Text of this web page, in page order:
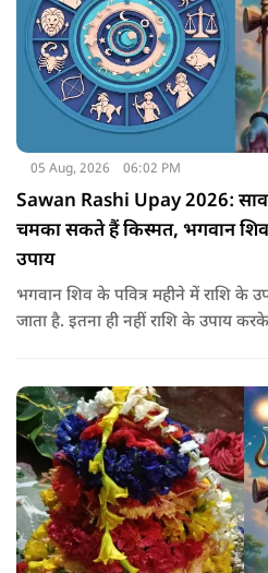
05 Aug, 2026 06:02 PM
Sawan Rashi Upay 2026:
चमका सकते हैं किस्मत, भगवान
उपाय
भगवान शिव के पवित्र महीने में राशि के
जाता है. इतना ही नहीं राशि के उपाय